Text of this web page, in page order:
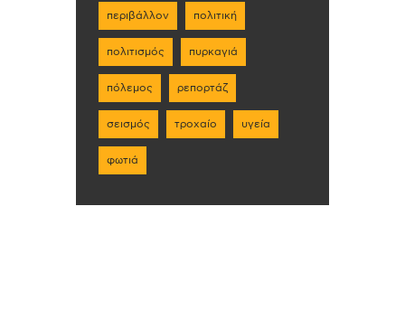
περιβάλλον πολιτική
πολιτισμός πυρκαγιά
πόλεμος ρεπορτάζ
σεισμός τροχαίο υγεία
φωτιά